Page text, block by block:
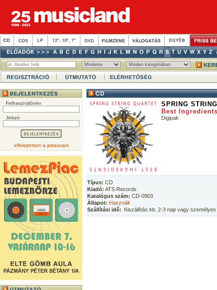
Felhasználónév
Jelszó
elfelejtettem a jelszavam
SPRING
Best
Digipak
Típus: CD
Kiadó: ATS Records
Katalógus szám: CD-0903
Állapot: Használt
Szállítási idő: Kiszállítás kb. 2-3 nap vagy